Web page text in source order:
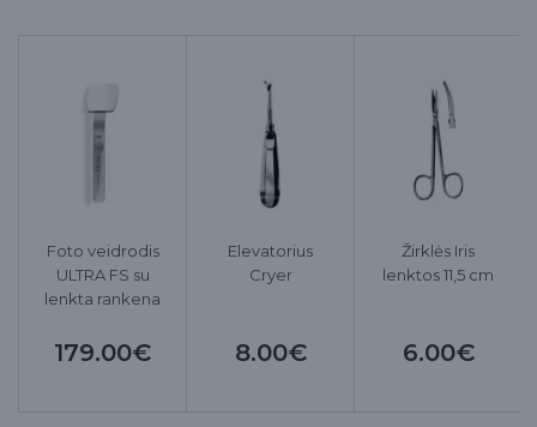
Foto veidrodis
ULTRA FS su
lenkta rankena
179.00€
Elevatorius
Cryer
8.00€
Žirklės Iris
lenktos 11,5 cm
6.00€